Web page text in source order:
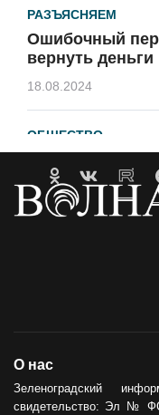
РАЗЪЯСНЯЕМ
Ошибочный
вернуть деньги
18.08.2024
ОБЩЕСТВО
21.04.2023
Сила тыла
30.05.2024
О нас
Зеленоградский
свидетельство: Эл №